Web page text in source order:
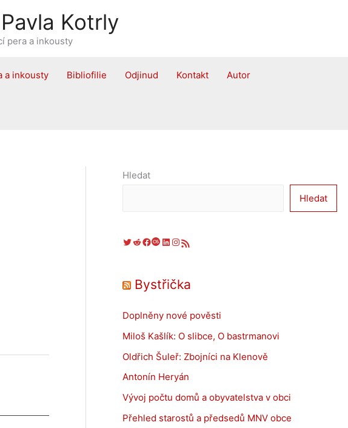
Kotrly
pera a inkousty
a inkousty Bibliofilie Odjinud Kontakt Autor
Hledat
Hledat
Twitter Reddit Facebook Last.fm LinkedIn Instagram RSS zdroj
Bystřička
Doplněny nové pověsti
Miloš Kašlík: O slibce, O bastrmanovi
Oldřich Šuleř: Zbojníci na Klenově
Antonín Heryán
Vývoj počtu domů a obyvatelstva v obci
Přehled starostů a předsedů MNV obce